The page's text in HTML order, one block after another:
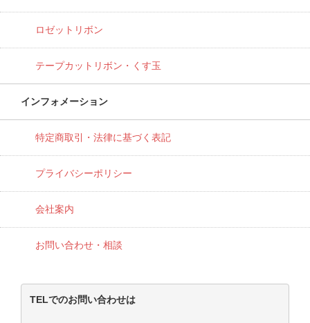
ロゼットリボン
テープカットリボン・くす玉
インフォメーション
特定商取引・法律に基づく表記
プライバシーポリシー
会社案内
お問い合わせ・相談
TELでのお問い合わせは